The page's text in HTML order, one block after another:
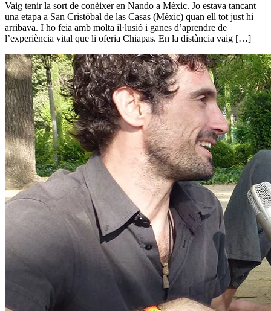
2017
Vaig tenir la sort de conèixer en Nando a Mèxic. Jo estava tancant
una etapa a San Cristóbal de las Casas (Mèxic) quan ell tot just hi
arribava. I ho feia amb molta il·lusió i ganes d’aprendre de
l’experiència vital que li oferia Chiapas. En la distància vaig […]